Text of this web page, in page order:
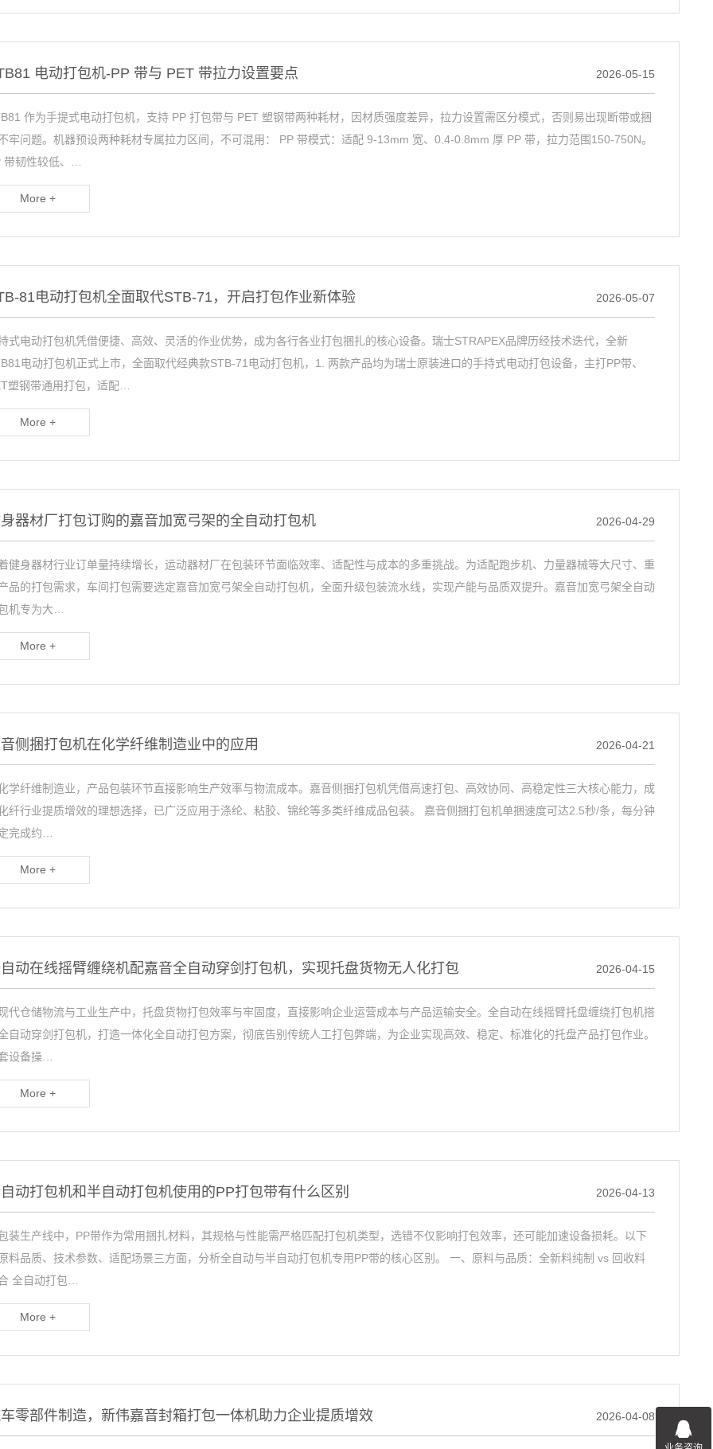
电动打包机-PP 带与 PET 带拉力设置要点 2026-05-15
作为手提式电动打包机，支持 PP 打包带与 PET 塑钢带两种耗材，因材质强度差异，拉力设置需区分模式，否则易出现断带或捆
牢问题。机器预设两种耗材专属拉力区间，不可混用： PP 带模式：适配 9-13mm 宽、0.4-0.8mm 厚 PP 带，拉力范围150-750N。
带韧性较低、…
More +
81电动打包机全面取代STB-71，开启打包作业新体验 2026-05-07
式电动打包机凭借便捷、高效、灵活的作业优势，成为各行各业打包捆扎的核心设备。瑞士STRAPEX品牌历经技术迭代，全新
电动打包机正式上市，全面取代经典款STB-71电动打包机，1. 两款产品均为瑞士原装进口的手持式电动打包设备，主打PP带、
塑钢带通用打包，适配…
More +
器材厂打包订购的嘉音加宽弓架的全自动打包机 2026-04-29
健身器材行业订单量持续增长，运动器材厂在包装环节面临效率、适配性与成本的多重挑战。为适配跑步机、力量器械等大尺寸、重
品的打包需求，车间打包需要选定嘉音加宽弓架全自动打包机，全面升级包装流水线，实现产能与品质双提升。嘉音加宽弓架全自动
机专为大…
More +
侧捆打包机在化学纤维制造业中的应用 2026-04-21
学纤维制造业，产品包装环节直接影响生产效率与物流成本。嘉音侧捆打包机凭借高速打包、高效协同、高稳定性三大核心能力，成
纤行业提质增效的理想选择，已广泛应用于涤纶、粘胶、锦纶等多类纤维成品包装。 嘉音侧捆打包机单捆速度可达2.5秒/条，每分钟
完成约…
More +
动在线摇臂缠绕机配嘉音全自动穿剑打包机，实现托盘货物无人化打包 2026-04-15
代仓储物流与工业生产中，托盘货物打包效率与牢固度，直接影响企业运营成本与产品运输安全。全自动在线摇臂托盘缠绕打包机搭
自动穿剑打包机，打造一体化全自动打包方案，彻底告别传统人工打包弊端，为企业实现高效、稳定、标准化的托盘产品打包作业。
设备操…
More +
动打包机和半自动打包机使用的PP打包带有什么区别 2026-04-13
装生产线中，PP带作为常用捆扎材料，其规格与性能需严格匹配打包机类型，选错不仅影响打包效率，还可能加速设备损耗。以下
料品质、技术参数、适配场景三方面，分析全自动与半自动打包机专用PP带的核心区别。 一、原料与品质：全新料纯制 vs 回收料
全自动打包…
More +
零部件制造，新伟嘉音封箱打包一体机助力企业提质增效 2026-04-08